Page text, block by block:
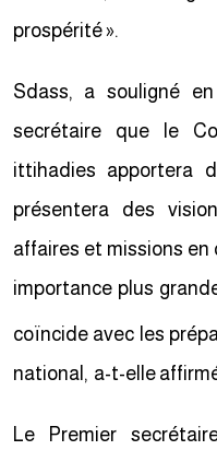
prospérité ».
Sdass, a souligné
secrétaire que le
ittihadies apportera
présentera des
affaires et missions en
importance plus
coïncide avec les
national, a-t-elle
Le Premier